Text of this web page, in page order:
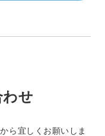
せ
ら宜しくお願いしま